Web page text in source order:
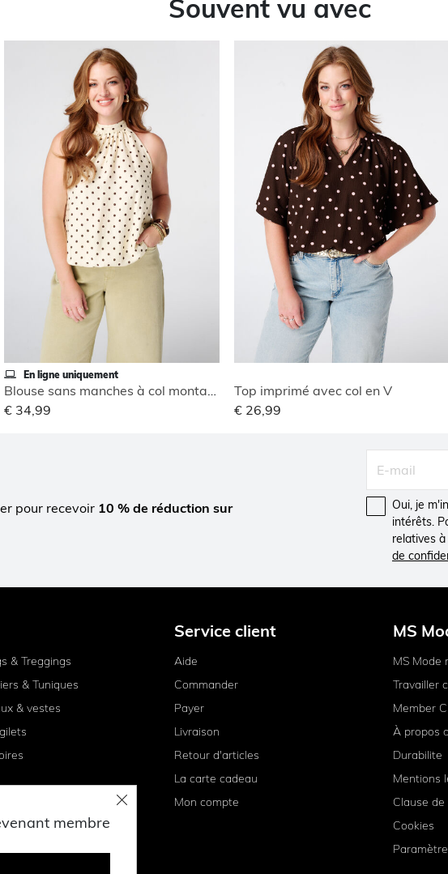
Souvent vu avec
En ligne uniquement
Blouse sans manches à col montant
€ 34,99
Top imprimé avec col en V
€ 26,99
pour recevoir 10 % de réduction sur
Oui, je
intérêts.
relatives
de
& Treggings
& Tuniques
& vestes
Service client
Aide
Commander
Payer
Livraison
Retour d'articles
La carte cadeau
Mon compte
MS
MS Mode
Travailler
Member
À propos
Durabilite
Mentions
Clause
Cookies
membre